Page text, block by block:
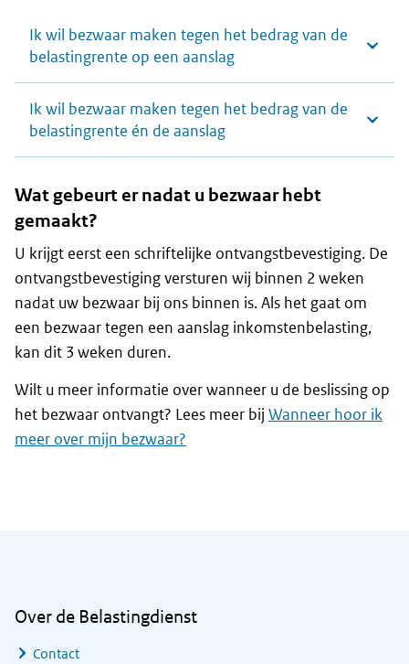
Ik wil bezwaar maken tegen het bedrag van de
belastingrente op een aanslag
Ik wil bezwaar maken tegen het bedrag van de
belastingrente én de aanslag
Wat gebeurt er nadat u bezwaar hebt
gemaakt?
U krijgt eerst een schriftelijke ontvangstbevestiging. De
ontvangstbevestiging versturen wij binnen 2 weken
nadat uw bezwaar bij ons binnen is. Als het gaat om
een bezwaar tegen een aanslag inkomstenbelasting,
kan dit 3 weken duren.
Wilt u meer informatie over wanneer u de beslissing op
het bezwaar ontvangt? Lees meer bij Wanneer hoor ik
meer over mijn bezwaar?
Over de Belastingdienst
Contact